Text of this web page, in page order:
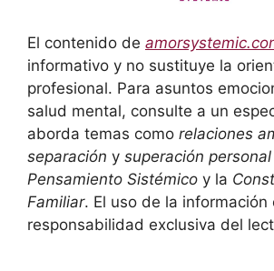
El contenido de
informativo y no sustituye la
profesional. Para asuntos
salud mental, consulte a un
aborda temas como relaciones
separación y superación personal
Pensamiento Sistémico y la
Familiar. El uso de la información
responsabilidad exclusiva del